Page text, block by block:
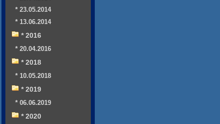
* 23.05.2014
* 13.06.2014
* 2016
* 20.04.2016
* 2018
* 10.05.2018
* 2019
* 06.06.2019
* 2020